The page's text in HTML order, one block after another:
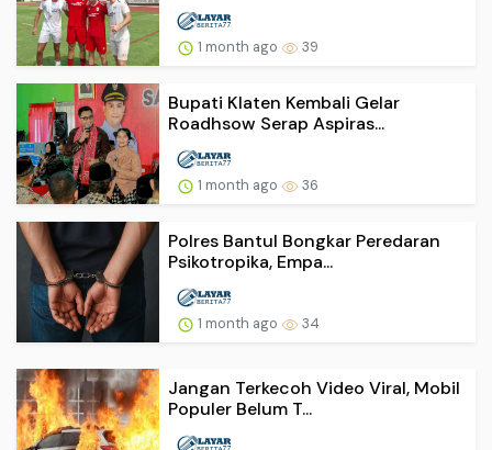
1 month ago 39
Bupati Klaten Kembali Gelar
Roadhsow Serap Aspiras...
1 month ago 36
Polres Bantul Bongkar Peredaran
Psikotropika, Empa...
1 month ago 34
Jangan Terkecoh Video Viral, Mobil
Populer Belum T...